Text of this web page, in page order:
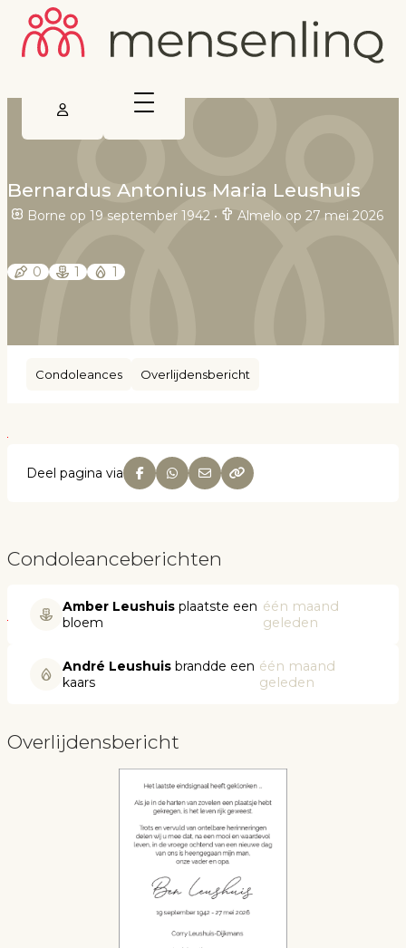
Bernardus Antonius Maria Leushuis
Borne op 19 september 1942 • Almelo op 27 mei 2026
0 1 1
Condoleances Overlijdensbericht
Deel pagina via
Condoleanceberichten
Amber Leushuis plaatste een
bloem
één maand
geleden
André Leushuis brandde een
kaars
één maand
geleden
Overlijdensbericht